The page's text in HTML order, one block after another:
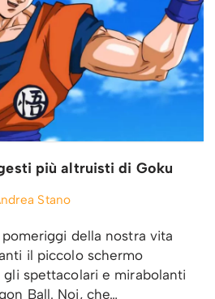
più altruisti di Goku
Stano
pomeriggi della nostra vita
il piccolo schermo
spettacolari e mirabolanti
Ball. Noi, che…